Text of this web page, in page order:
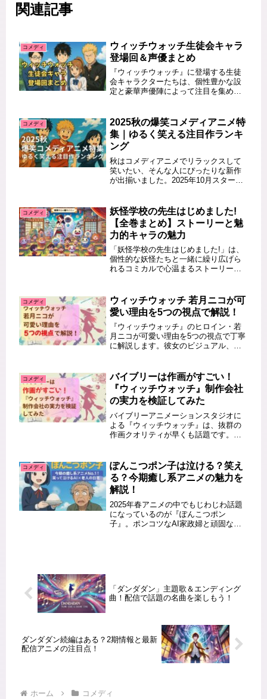
関連記事
コメディ
ウィッチウォッチ生徒会キャラ
登場回＆声優まとめ
『ウィッチウォッチ』に登場する生徒
会キャラクターたちは、個性豊かな設
定と豪華声優陣によって注目を集めて
ャラクターごとの声優や特徴について
詳しく紹介します。どのキャラがどの
回...
コメディ
2025秋の爆笑コメディアニメ特
集｜ゆるく笑える注目作ランキ
ング
秋はコメディアニメでリラックスして
笑いたい、そんな人にぴったりな新作
が出揃いました。2025年10月スタート
や癒やしにもおすすめの、今期注目の
コメディアニメをランキング形式...
コメディ
妖怪学校の先生はじめました!
【全巻まとめ】ストーリーと魅
力的キャラの魅力
「妖怪学校の先生はじめました!」は、
個性的な妖怪たちと一緒に繰り広げら
れるコミカルで心温まるストーリーが
るとともに、作品を彩る魅力的なキャ
ラクターたちを詳しくご紹介しま
す。...
コメディ
ウィッチウォッチ 若月ニコが可
愛い理由を5つの視点で解説！
『ウィッチウォッチ』のヒロイン・若
月ニコが可愛い理由を5つの視点で丁寧
に解説します。彼女のビジュアル、性
読めば、「なぜニコがここまで愛され
るのか」がすっきり分かります。 こ...
コメディ
バイブリーは作画がすごい！
『ウィッチウォッチ』制作会社
の実力を検証してみた
バイブリーアニメーションスタジオに
よる『ウィッチウォッチ』は、抜群の
作画クオリティが早くも話題です。キ
せる理由とは？本記事では、緻密でダ
イナミックな作画力の背景にある制作
体...
コメディ
ぽんこつポン子は泣ける？笑え
る？今期癒し系アニメの魅力を
解説！
2025年春アニメの中でもじわじわ話題
になっているのが『ぽんこつポン
子』。ポンコツなAI家政婦と頑固なお
「ダンダダン」主題歌＆エンディング
曲！配信で話題の名曲を楽しもう！
ダンダダン続編はある？2期情報と最新
配信アニメの注目点！
ホーム コメディ